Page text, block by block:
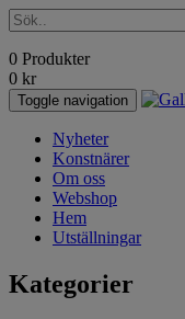
0 Produkter
0 kr
Toggle navigation
Nyheter
Konstnärer
Om oss
Webshop
Hem
Utställningar
Kategorier